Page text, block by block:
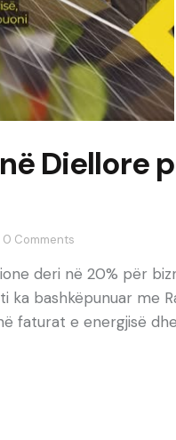
Diellore
0 Comments
deri në 20% për
ka bashkëpunuar me
faturat e energjisë